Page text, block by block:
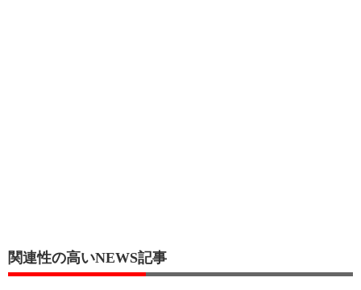
関連性の高いNEWS記事